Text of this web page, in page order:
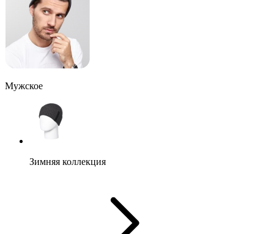
Мужское
Зимняя коллекция